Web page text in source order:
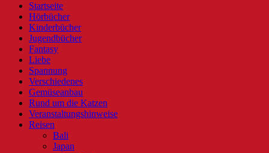
Startseite
Hörbücher
Kinderbücher
Jugendbücher
Fantasy
Liebe
Spannung
Verschiedenes
Gemüseanbau
Rund um die Katzen
Veranstaltungshinweise
Reisen
Bali
Japan